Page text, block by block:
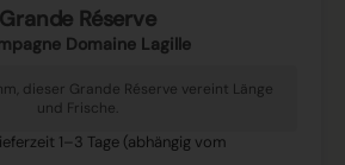
Grande Réserve
Domaine Lagille
dieser Grande Réserve vereint Länge
und Frische.
1–3 Tage (abhängig vom